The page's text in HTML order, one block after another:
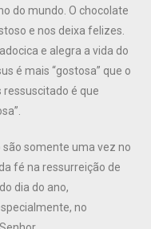
do mundo. O chocolate
e nos deixa felizes.
e alegra a vida do
é mais “gostosa” que o
é que
são somente uma vez no
fé na ressurreição de
dia do ano,
no